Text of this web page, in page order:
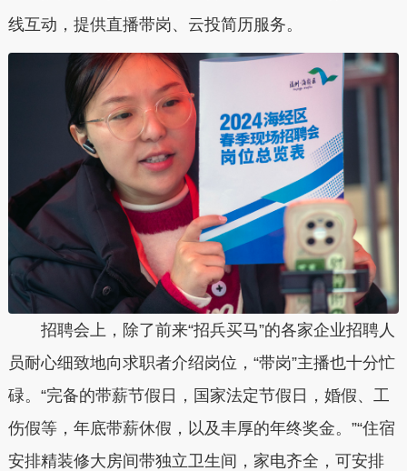
线互动，提供直播带岗、云投简历服务。
招聘会上，除了前来“招兵买马”的各家企业招聘人
员耐心细致地向求职者介绍岗位，“带岗”主播也十分忙
碌。“完备的带薪节假日，国家法定节假日，婚假、工
伤假等，年底带薪休假，以及丰厚的年终奖金。”“住宿
安排精装修大房间带独立卫生间，家电齐全，可安排